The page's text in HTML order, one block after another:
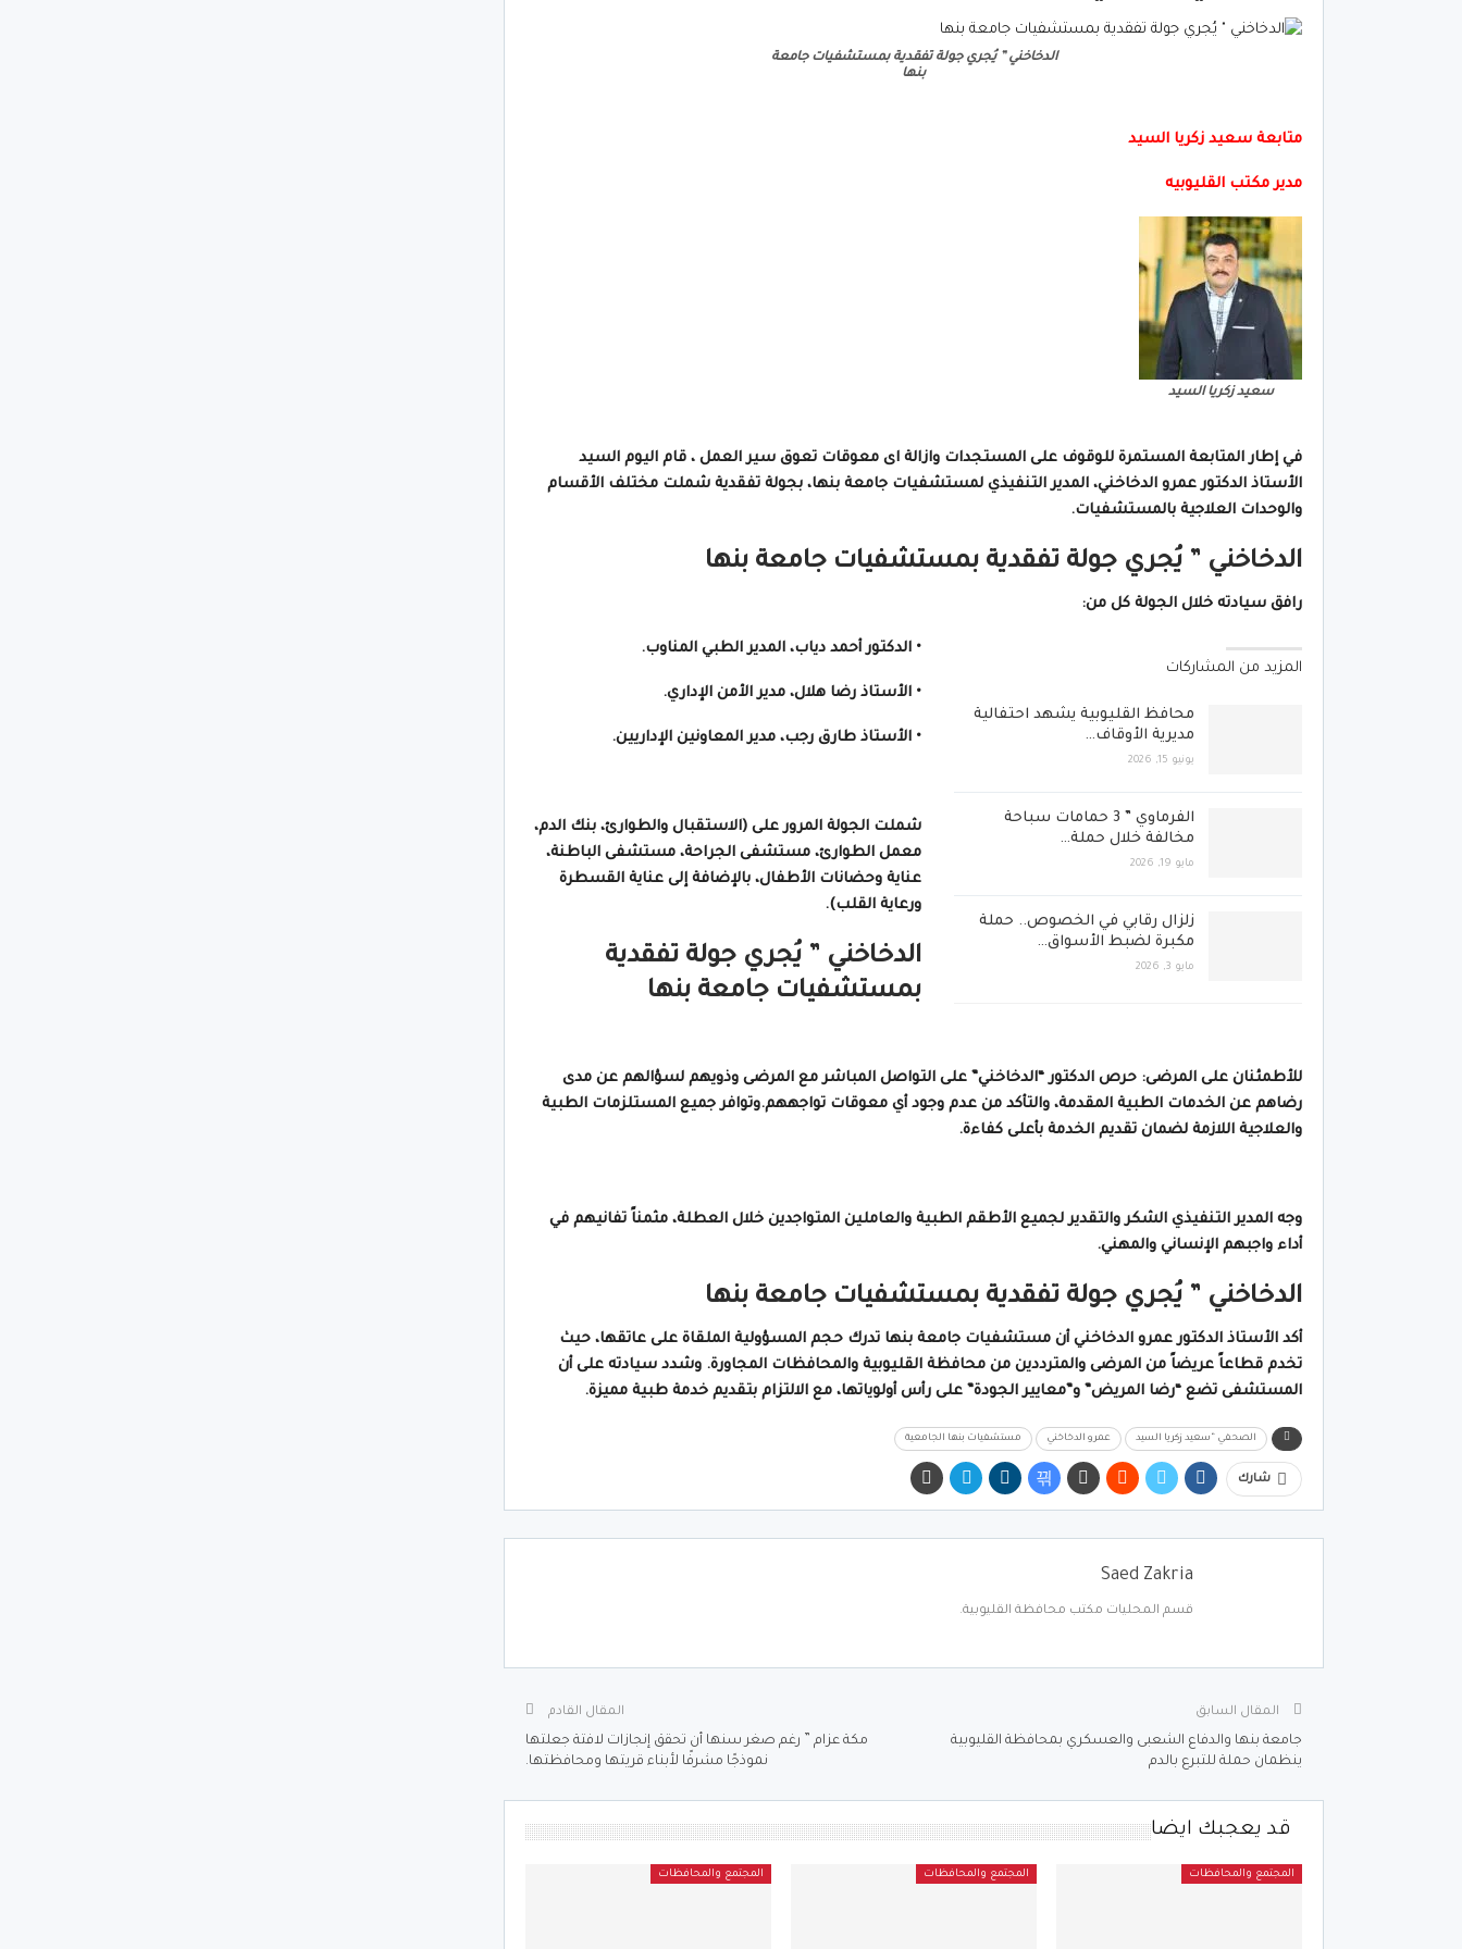
الدخاخني ” يُجري جولة تفقدية بمستشفيات جامعة
بنها
متابعة سعيد زكريا السيد
مدير مكتب القليوبيه
سعيد زكريا السيد
في إطار المتابعة المستمرة للوقوف على المستجدات وازالة اى معوقات تعوق سير العمل ، قام اليوم السيد
الأستاذ الدكتور عمرو الدخاخني، المدير التنفيذي لمستشفيات جامعة بنها، بجولة تفقدية شملت مختلف الأقسام
والوحدات العلاجية بالمستشفيات.
الدخاخني ” يُجري جولة تفقدية بمستشفيات جامعة بنها
رافق سيادته خلال الجولة كل من:
المزيد من المشاركات
محافظ القليوبية يشهد احتفالية
مديرية الأوقاف…
يونيو 15, 2026
الفرماوي ” 3 حمامات سباحة
مخالفة خلال حملة…
مايو 19, 2026
زلزال رقابي في الخصوص.. حملة
مكبرة لضبط الأسواق…
مايو 3, 2026
• الدكتور أحمد دياب، المدير الطبي المناوب.
• الأستاذ رضا هلال، مدير الأمن الإداري.
• الأستاذ طارق رجب، مدير المعاونين الإداريين.
شملت الجولة المرور على (الاستقبال والطوارئ، بنك الدم،
معمل الطوارئ، مستشفى الجراحة، مستشفى الباطنة،
عناية وحضانات الأطفال، بالإضافة إلى عناية القسطرة
ورعاية القلب).
الدخاخني ” يُجري جولة تفقدية
بمستشفيات جامعة بنها
للأطمئنان على المرضى: حرص الدكتور “الدخاخني” على التواصل المباشر مع المرضى وذويهم لسؤالهم عن مدى
رضاهم عن الخدمات الطبية المقدمة، والتأكد من عدم وجود أي معوقات تواجههم.وتوافر جميع المستلزمات الطبية
والعلاجية اللازمة لضمان تقديم الخدمة بأعلى كفاءة.
وجه المدير التنفيذي الشكر والتقدير لجميع الأطقم الطبية والعاملين المتواجدين خلال العطلة، مثمناً تفانيهم في
أداء واجبهم الإنساني والمهني.
الدخاخني ” يُجري جولة تفقدية بمستشفيات جامعة بنها
أكد الأستاذ الدكتور عمرو الدخاخني أن مستشفيات جامعة بنها تدرك حجم المسؤولية الملقاة على عاتقها، حيث
تخدم قطاعاً عريضاً من المرضى والمترددين من محافظة القليوبية والمحافظات المجاورة. وشدد سيادته على أن
المستشفى تضع “رضا المريض” و”معايير الجودة” على رأس أولوياتها، مع الالتزام بتقديم خدمة طبية مميزة.
الصحفي “سعيد زكريا السيد عمرو الدخاخني مستشفيات بنها الجامعية
شارك
Saed Zakria
قسم المحليات مكتب محافظة القليوبية.
المقال السابق
جامعة بنها والدفاع الشعبى والعسكري بمحافظة القليوبية
ينظمان حملة للتبرع بالدم
المقال القادم
مكة عزام ” رغم صغر سنها أن تحقق إنجازات لافتة جعلتها
نموذجًا مشرفًا لأبناء قريتها ومحافظتها.
قد يعجبك ايضا
المجتمع والمحافظات المجتمع والمحافظات المجتمع والمحافظات